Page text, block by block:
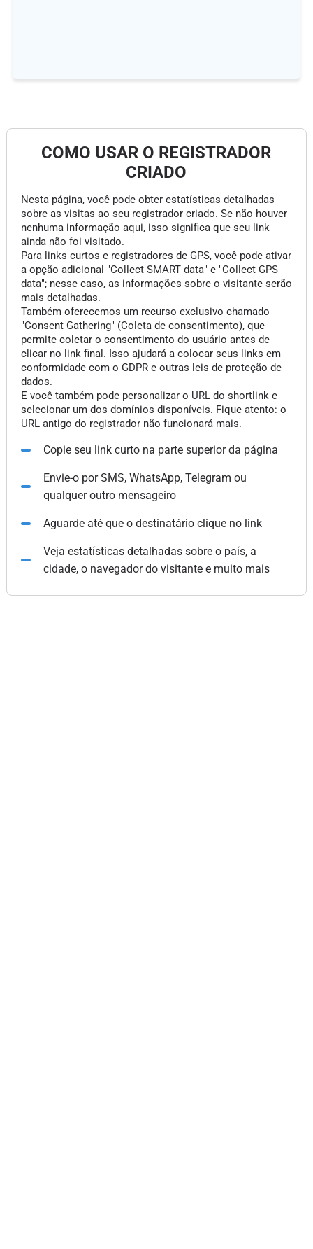
COMO USAR O REGISTRADOR
CRIADO
Nesta página, você pode obter estatísticas detalhadas
sobre as visitas ao seu registrador criado. Se não houver
nenhuma informação aqui, isso significa que seu link
ainda não foi visitado.
Para links curtos e registradores de GPS, você pode ativar
a opção adicional "Collect SMART data" e "Collect GPS
data"; nesse caso, as informações sobre o visitante serão
mais detalhadas.
Também oferecemos um recurso exclusivo chamado
"Consent Gathering" (Coleta de consentimento), que
permite coletar o consentimento do usuário antes de
clicar no link final. Isso ajudará a colocar seus links em
conformidade com o GDPR e outras leis de proteção de
dados.
E você também pode personalizar o URL do shortlink e
selecionar um dos domínios disponíveis. Fique atento: o
URL antigo do registrador não funcionará mais.
Copie seu link curto na parte superior da página
Envie-o por SMS, WhatsApp, Telegram ou
qualquer outro mensageiro
Aguarde até que o destinatário clique no link
Veja estatísticas detalhadas sobre o país, a
cidade, o navegador do visitante e muito mais